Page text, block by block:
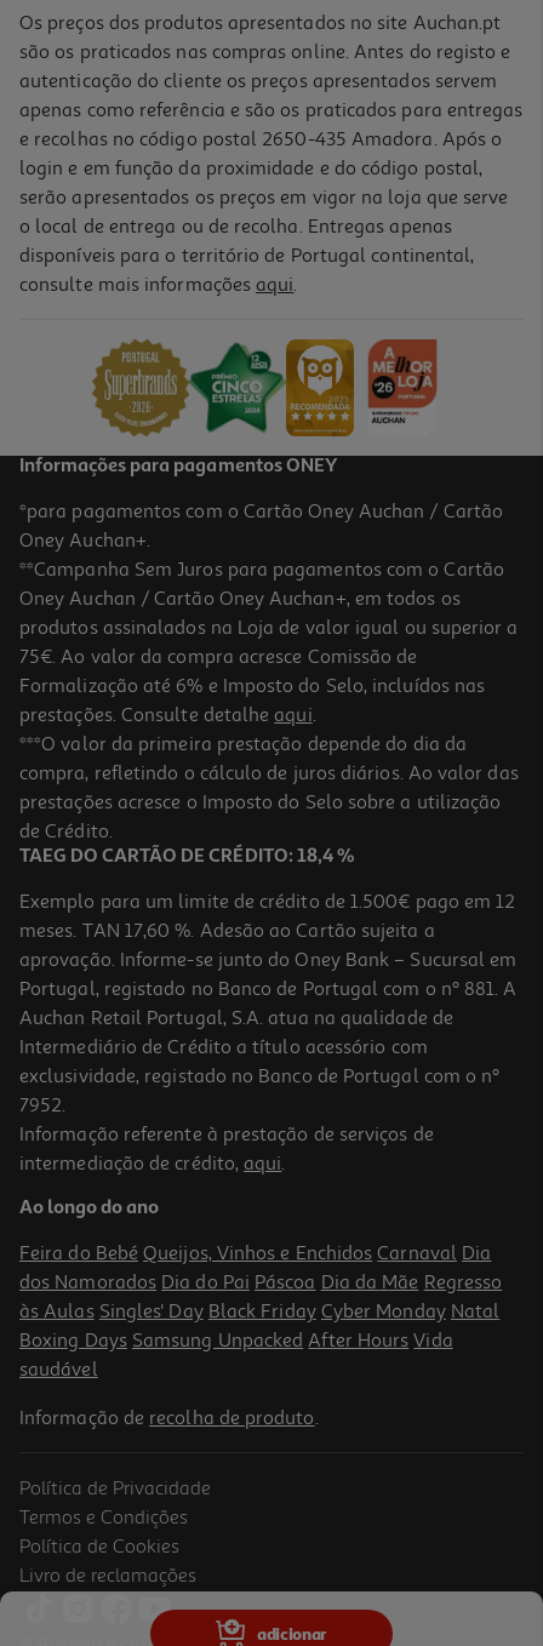
adicionar
Os preços dos produtos apresentados no site Auchan.pt
são os praticados nas compras online. Antes do registo e
autenticação do cliente os preços apresentados servem
apenas como referência e são os praticados para entregas
e recolhas no código postal 2650-435 Amadora. Após o
login e em função da proximidade e do código postal,
serão apresentados os preços em vigor na loja que serve
o local de entrega ou de recolha. Entregas apenas
disponíveis para o território de Portugal continental,
consulte mais informações aqui.
Informações para pagamentos ONEY
*para pagamentos com o Cartão Oney Auchan / Cartão
Oney Auchan+.
**Campanha Sem Juros para pagamentos com o Cartão
Oney Auchan / Cartão Oney Auchan+, em todos os
produtos assinalados na Loja de valor igual ou superior a
75€. Ao valor da compra acresce Comissão de
Formalização até 6% e Imposto do Selo, incluídos nas
prestações. Consulte detalhe aqui.
***O valor da primeira prestação depende do dia da
compra, refletindo o cálculo de juros diários. Ao valor das
prestações acresce o Imposto do Selo sobre a utilização
de Crédito.
TAEG DO CARTÃO DE CRÉDITO: 18,4 %
Exemplo para um limite de crédito de 1.500€ pago em 12
meses. TAN 17,60 %. Adesão ao Cartão sujeita a
aprovação. Informe-se junto do Oney Bank – Sucursal em
Portugal, registado no Banco de Portugal com o nº 881. A
Auchan Retail Portugal, S.A. atua na qualidade de
Intermediário de Crédito a título acessório com
exclusividade, registado no Banco de Portugal com o nº
7952.
Informação referente à prestação de serviços de
intermediação de crédito, aqui.
Ao longo do ano
Feira do Bebé Queijos, Vinhos e Enchidos Carnaval Dia
dos Namorados Dia do Pai Páscoa Dia da Mãe Regresso
às Aulas Singles' Day Black Friday Cyber Monday Natal
Boxing Days Samsung Unpacked After Hours Vida
saudável
Informação de recolha de produto.
Política de Privacidade
Termos e Condições
Política de Cookies
Livro de reclamações